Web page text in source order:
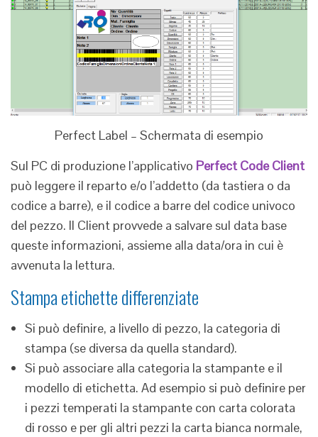
Perfect Label – Schermata di esempio
Sul PC di produzione l’applicativo Perfect Code Client
può leggere il reparto e/o l’addetto (da tastiera o da
codice a barre), e il codice a barre del codice univoco
del pezzo. Il Client provvede a salvare sul data base
queste informazioni, assieme alla data/ora in cui è
avvenuta la lettura.
Stampa etichette differenziate
Si può definire, a livello di pezzo, la categoria di
stampa (se diversa da quella standard).
Si può associare alla categoria la stampante e il
modello di etichetta. Ad esempio si può definire per
i pezzi temperati la stampante con carta colorata
di rosso e per gli altri pezzi la carta bianca normale,